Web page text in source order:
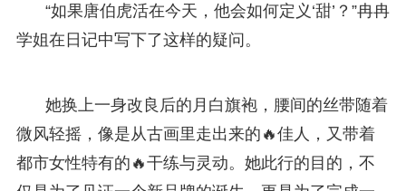
“如果唐伯虎活在今天，他会如何定义‘甜’？”冉冉
学姐在日记中写下了这样的疑问。
她换上一身改良后的月白旗袍，腰间的丝带随着
微风轻摇，像是从古画里走出来的🔥佳人，又带着
都市女性特有的🔥干练与灵动。她此行的目的，不